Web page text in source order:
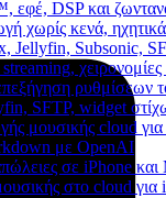
DSP και
χωρίς κενά,
Jellyfin, Subsonic,
ρυθμίσεων
SFTP, widget
μουσικής cloud
με OpenAI
σε iPhone
στο cloud για